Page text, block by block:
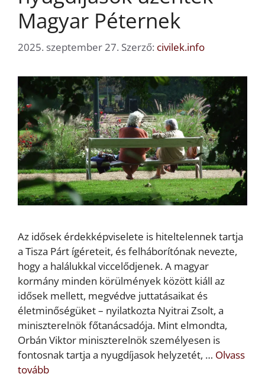
Magyar Péternek
2025. szeptember 27. Szerző: civilek.info
Az idősek érdekképviselete is hiteltelennek tartja
a Tisza Párt ígéreteit, és felháborítónak nevezte,
hogy a halálukkal viccelődjenek. A magyar
kormány minden körülmények között kiáll az
idősek mellett, megvédve juttatásaikat és
életminőségüket – nyilatkozta Nyitrai Zsolt, a
miniszterelnök főtanácsadója. Mint elmondta,
Orbán Viktor miniszterelnök személyesen is
fontosnak tartja a nyugdíjasok helyzetét, … Olvass
tovább